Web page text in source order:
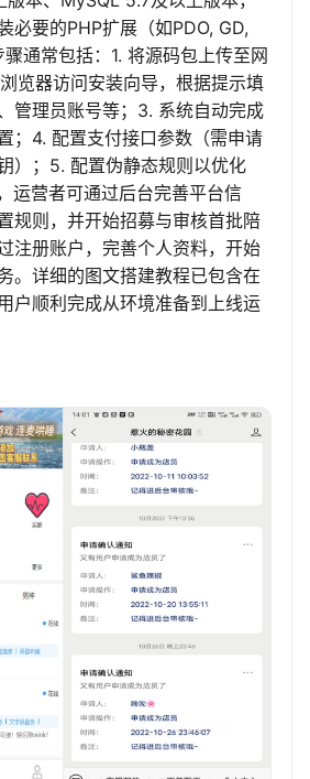
必要的PHP扩展（如PDO, GD,
通常包括：1. 将源码包上传至网
览器访问安装向导，根据提示填
管理员账号等；3. 系统自动完成
；4. 配置支付接口参数（需申请
）；5. 配置伪静态规则以优化
运营者可通过后台完善平台信
规则，并开始招募与审核首批陪
注册账户，完善个人资料，开始
。详细的图文搭建教程已包含在
户顺利完成从环境准备到上线运